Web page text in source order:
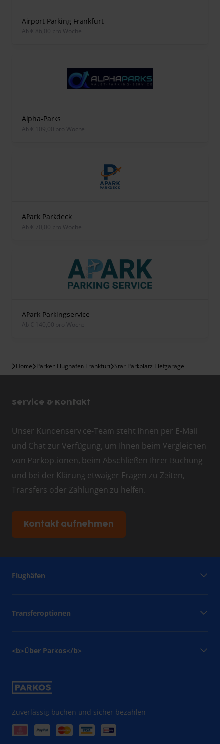
Airport Parking Frankfurt
ab € 86,00 pro Woche
Alpha-Parks
ab € 109,00 pro Woche
APark Parkdeck
ab € 70,00 pro Woche
APark Parkingservice
ab € 140,00 pro Woche
Home Parken Flughafen Frankfurt Star Parkplatz Tiefgarage
Service & Kontakt
Unser Kundenservice-Team steht Ihnen per E-Mail
und Chat zur Verfügung, um Ihnen beim Vergleichen
von Parkoptionen, beim Abschließen Ihrer Buchung
und bei der Klärung etwaiger Fragen zu Zeiten,
Transfers oder Zahlungen zu helfen.
Kontakt aufnehmen
Zuverlässig buchen und sicher bezahlen
Flughäfen
Transferoptionen
<b>Über Parkos</b>